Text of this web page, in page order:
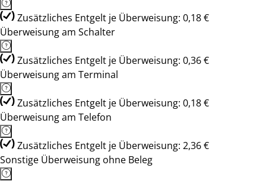
Zusätzliches Entgelt je Überweisung: 0,18 €
Überweisung am Schalter
Zusätzliches Entgelt je Überweisung: 0,36 €
Überweisung am Terminal
Zusätzliches Entgelt je Überweisung: 0,18 €
Überweisung am Telefon
Zusätzliches Entgelt je Überweisung: 2,36 €
Sonstige Überweisung ohne Beleg